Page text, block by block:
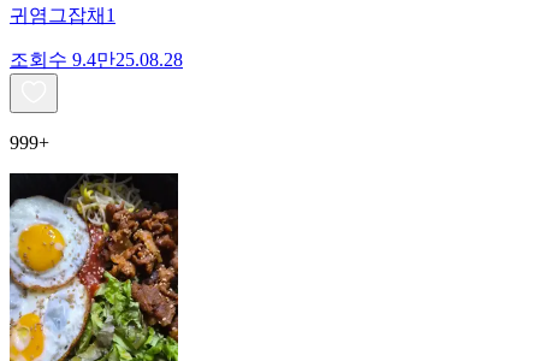
귀염그잡채1
조회수 9.4만25.08.28
999+